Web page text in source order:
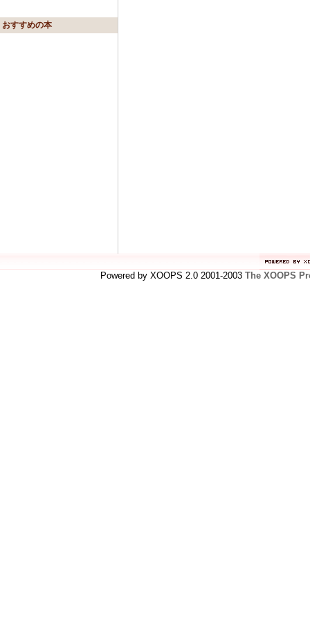
おすすめの本
Powered by XOOPS 2.0 2001-2003 The XOOPS